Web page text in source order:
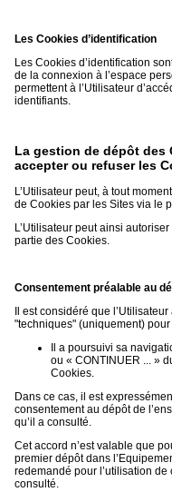
Les Cookies d’identification
Les Cookies d’identification
de la connexion à l’espace
permettent à l’Utilisateur
identifiants.
La gestion de dépôt des
accepter ou refuser les
L’Utilisateur peut, à tout
de Cookies par les Sites via le
L’Utilisateur peut ainsi
partie des Cookies.
Consentement préalable au
Il est considéré que
"techniques" (uniquement)
Il a poursuivi sa
ou « CONTINUER ... »
Cookies.
Dans ce cas, il est
consentement au dépôt de
qu’il a consulté.
Cet accord n’est valable que
premier dépôt dans
redemandé pour l’utilisation
consulté.